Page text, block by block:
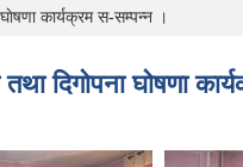
कार्यक्रम स-सम्पन्न ।
दिगाेपना घाेषणा